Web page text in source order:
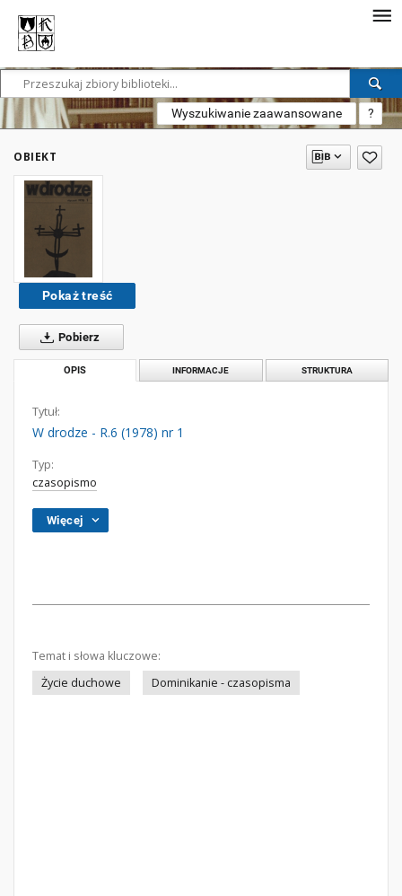
Wyszukiwanie zaawansowane ?
OBIEKT
Pokaż treść
Pobierz
OPIS INFORMACJE STRUKTURA
Tytuł:
W drodze - R.6 (1978) nr 1
Typ:
czasopismo
Więcej
Temat i słowa kluczowe:
Życie duchowe
Dominikanie - czasopisma